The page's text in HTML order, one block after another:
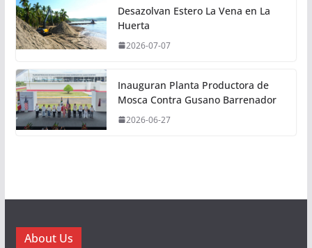
Desazolvan Estero La Vena en La
Huerta
2026-07-07
Inauguran Planta Productora de
Mosca Contra Gusano Barrenador
2026-06-27
About Us